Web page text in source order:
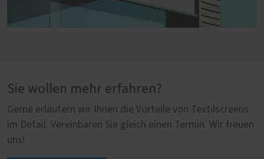
Sie wollen mehr erfahren?
Gerne erläutern wir Ihnen die Vorteile von Textilscreens
im Detail. Vereinbaren Sie gleich einen Termin. Wir freuen
uns!